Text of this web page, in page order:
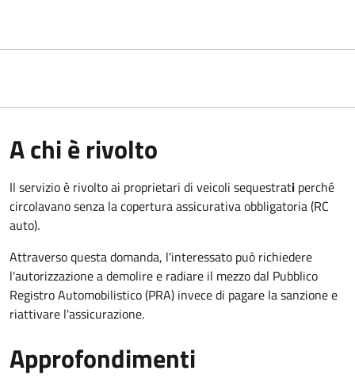
A chi è rivolto
Il servizio è rivolto ai proprietari di veicoli sequestrati perché
circolavano senza la copertura assicurativa obbligatoria (RC
auto).
Attraverso questa domanda, l'interessato può richiedere
l'autorizzazione a demolire e radiare il mezzo dal Pubblico
Registro Automobilistico (PRA) invece di pagare la sanzione e
riattivare l'assicurazione.
Approfondimenti